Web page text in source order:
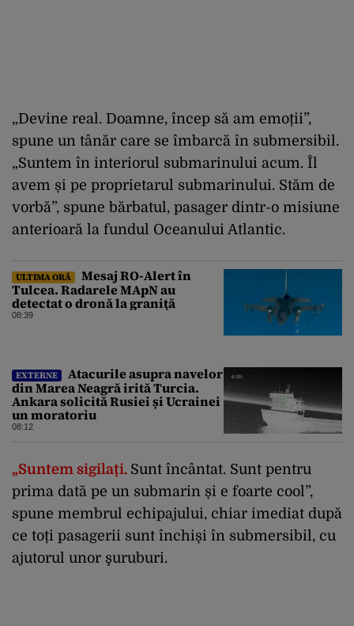
„Devine real. Doamne, încep să am emoții”,
spune un tânăr care se îmbarcă în submersibil.
„Suntem în interiorul submarinului acum. Îl
avem și pe proprietarul submarinului. Stăm de
vorbă”, spune bărbatul, pasager dintr-o misiune
anterioară la fundul Oceanului Atlantic.
ULTIMA ORĂ
Mesaj RO-Alert în
Tulcea. Radarele MApN au
detectat o dronă la graniţă
08:39
EXTERNE
Atacurile asupra navelor
din Marea Neagră irită Turcia.
Ankara solicită Rusiei și Ucrainei
un moratoriu
08:12
„Suntem sigilați. Sunt încântat. Sunt pentru
prima dată pe un submarin și e foarte cool”,
spune membrul echipajului, chiar imediat după
ce toți pasagerii sunt închiși în submersibil, cu
ajutorul unor şuruburi.